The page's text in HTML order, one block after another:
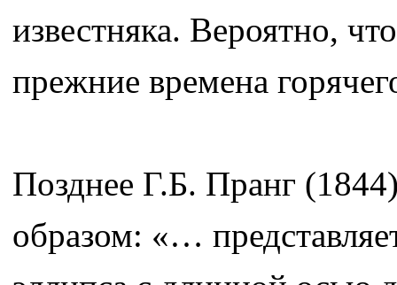
известняка. Вероятно,
прежние времена
Позднее Г.Б. Пранг
образом: «…